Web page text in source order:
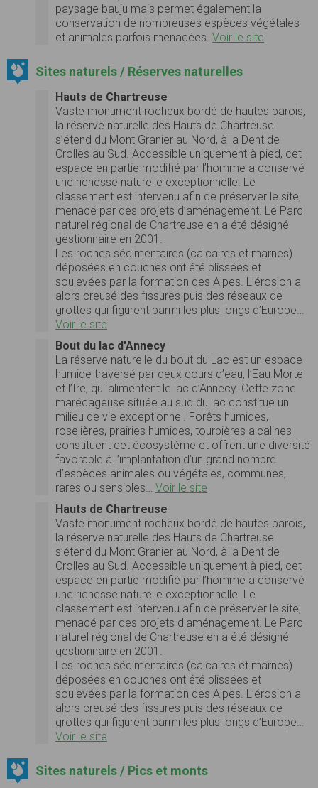
paysage bauju mais permet également la
conservation de nombreuses espèces végétales
et animales parfois menacées. Voir le site
Sites naturels / Réserves naturelles
Hauts de Chartreuse
Vaste monument rocheux bordé de hautes parois,
la réserve naturelle des Hauts de Chartreuse
s’étend du Mont Granier au Nord, à la Dent de
Crolles au Sud. Accessible uniquement à pied, cet
espace en partie modifié par l’homme a conservé
une richesse naturelle exceptionnelle. Le
classement est intervenu afin de préserver le site,
menacé par des projets d’aménagement. Le Parc
naturel régional de Chartreuse en a été désigné
gestionnaire en 2001.
Les roches sédimentaires (calcaires et marnes)
déposées en couches ont été plissées et
soulevées par la formation des Alpes. L’érosion a
alors creusé des fissures puis des réseaux de
grottes qui figurent parmi les plus longs d’Europe…
Voir le site
Bout du lac d'Annecy
La réserve naturelle du bout du Lac est un espace
humide traversé par deux cours d’eau, l’Eau Morte
et l’Ire, qui alimentent le lac d’Annecy. Cette zone
marécageuse située au sud du lac constitue un
milieu de vie exceptionnel. Forêts humides,
roselières, prairies humides, tourbières alcalines
constituent cet écosystème et offrent une diversité
favorable à l’implantation d’un grand nombre
d’espèces animales ou végétales, communes,
rares ou sensibles… Voir le site
Hauts de Chartreuse
Vaste monument rocheux bordé de hautes parois,
la réserve naturelle des Hauts de Chartreuse
s’étend du Mont Granier au Nord, à la Dent de
Crolles au Sud. Accessible uniquement à pied, cet
espace en partie modifié par l’homme a conservé
une richesse naturelle exceptionnelle. Le
classement est intervenu afin de préserver le site,
menacé par des projets d’aménagement. Le Parc
naturel régional de Chartreuse en a été désigné
gestionnaire en 2001.
Les roches sédimentaires (calcaires et marnes)
déposées en couches ont été plissées et
soulevées par la formation des Alpes. L’érosion a
alors creusé des fissures puis des réseaux de
grottes qui figurent parmi les plus longs d’Europe…
Voir le site
Sites naturels / Pics et monts